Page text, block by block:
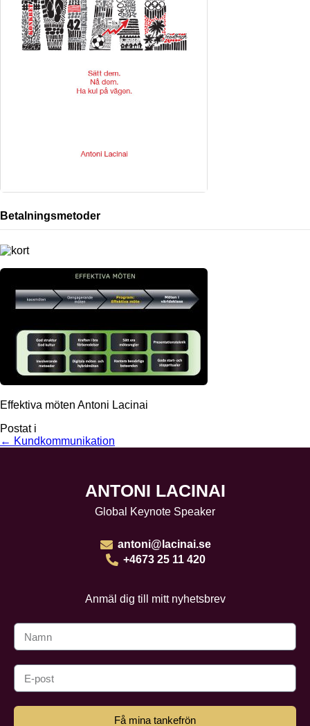
Betalningsmetoder
Effektiva möten Antoni Lacinai
Postat i
← Kundkommunikation
ANTONI LACINAI
Global Keynote Speaker
antoni@lacinai.se
+4673 25 11 420
Anmäl dig till mitt nyhetsbrev
Få mina tankefrön